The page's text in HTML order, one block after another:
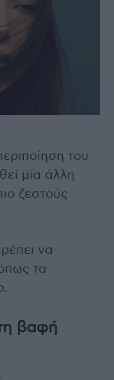
του
μία άλλη
ζεστούς
να
τα
βαφή